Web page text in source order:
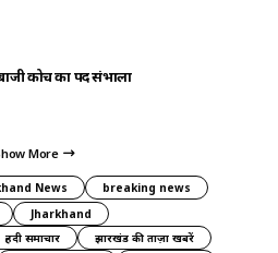
कोच का पद संभाला
More
News
breaking news
Jharkhand
हिंदी समाचार
झारखंड की ताज़ा खबरें